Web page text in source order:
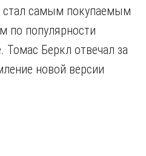
стал самым покупаемым
по популярности
Томас Беркл отвечал за
новой версии